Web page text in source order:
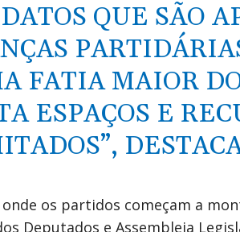
QUE SÃO
FATIA MAIOR
ESPAÇOS E
os partidos começam a
Deputados e Assembleia